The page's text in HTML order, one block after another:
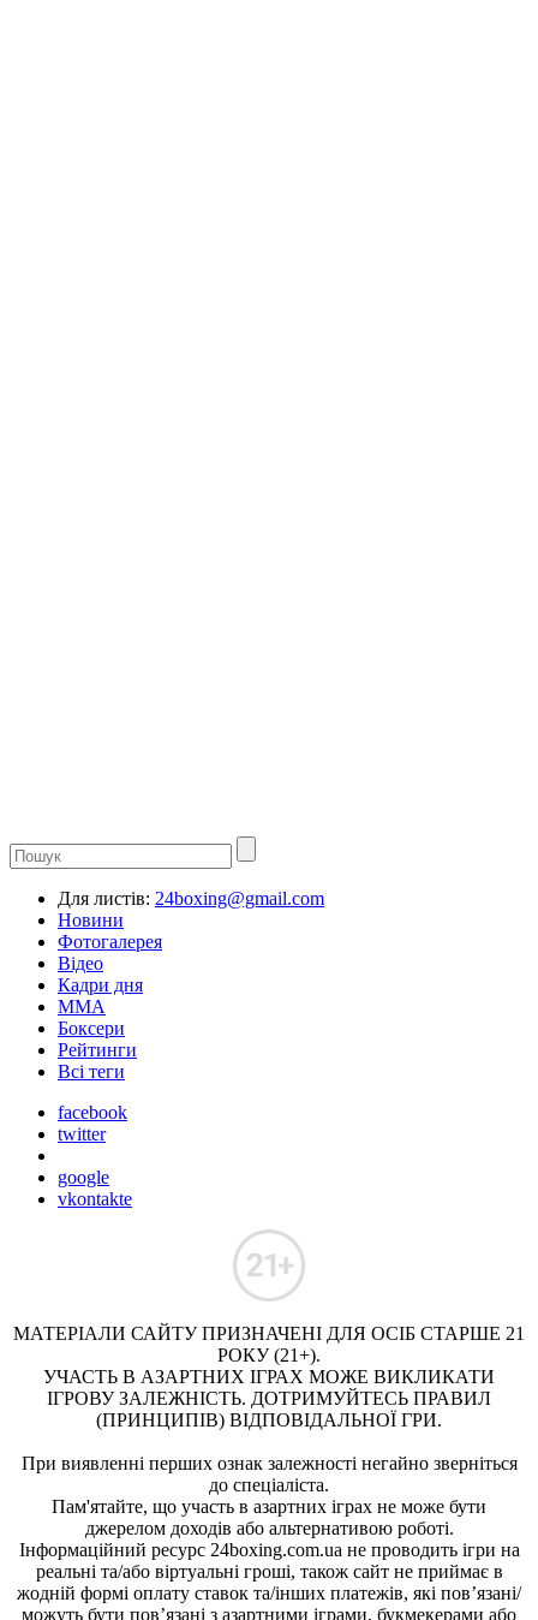
Для листів: 24boxing@gmail.com
Новини
Фотогалерея
Відео
Кадри дня
ММА
Боксери
Рейтинги
Всі теги
facebook
twitter
google
vkontakte
МАТЕРІАЛИ САЙТУ ПРИЗНАЧЕНІ ДЛЯ ОСІБ СТАРШЕ 21
РОКУ (21+).
УЧАСТЬ В АЗАРТНИХ ІГРАХ МОЖЕ ВИКЛИКАТИ
ІГРОВУ ЗАЛЕЖНІСТЬ. ДОТРИМУЙТЕСЬ ПРАВИЛ
(ПРИНЦИПІВ) ВІДПОВІДАЛЬНОЇ ГРИ.
При виявленні перших ознак залежності негайно зверніться
до спеціаліста.
Пам'ятайте, що участь в азартних іграх не може бути
джерелом доходів або альтернативою роботі.
Інформаційний ресурс 24boxing.com.ua не проводить ігри на
реальні та/або віртуальні гроші, також сайт не приймає в
жодній формі оплату ставок та/інших платежів, які пов’язані/
можуть бути пов’язані з азартними іграми, букмекерами або